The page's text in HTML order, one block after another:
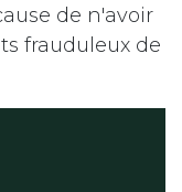
de n'avoir
frauduleux de